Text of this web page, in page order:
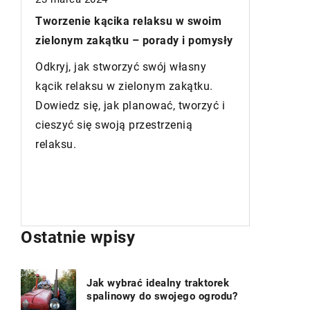
Elementy wyposażenia wnętrz, które
warto mieć w swoim domu
Odkryj tajniki idealnego wnętrza!
Elementy wyposażenia, które nadadzą
Twojemu domowi charakter i
funkcjonalność.
Ostatnie wpisy
Jak wybrać idealny traktorek
spalinowy do swojego ogrodu?